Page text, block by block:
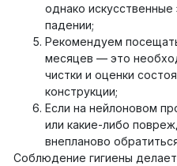
однако
падении;
Рекомендуем
месяцев — это
чистки и оценки
конструкции;
Если на нейлоновом
или какие-либо
внепланово
Соблюдение гигиены делает